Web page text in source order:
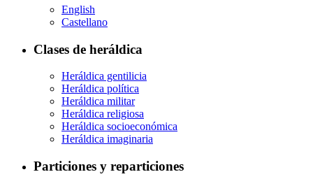
English
Castellano
Clases de heráldica
Heráldica gentilicia
Heráldica política
Heráldica militar
Heráldica religiosa
Heráldica socioeconómica
Heráldica imaginaria
Particiones y reparticiones